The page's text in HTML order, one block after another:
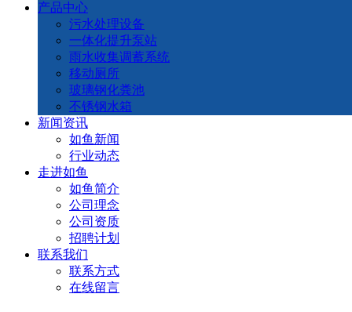
产品中心
污水处理设备
一体化提升泵站
雨水收集调蓄系统
移动厕所
玻璃钢化粪池
不锈钢水箱
新闻资讯
如鱼新闻
行业动态
走进如鱼
如鱼简介
公司理念
公司资质
招聘计划
联系我们
联系方式
在线留言